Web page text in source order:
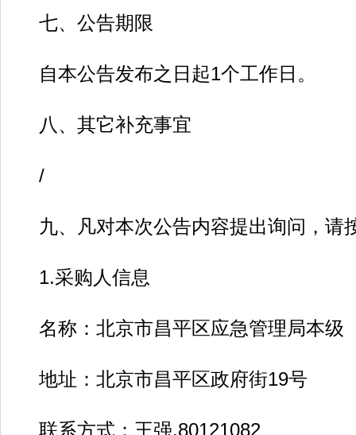
七、公告期限
自本公告发布之日起1个工作日。
八、其它补充事宜
/
九、凡对本次公告内容提出询问，请
1.采购人信息
名称：北京市昌平区应急管理局本级
地址：北京市昌平区政府街19号
联系方式：王强,80121082